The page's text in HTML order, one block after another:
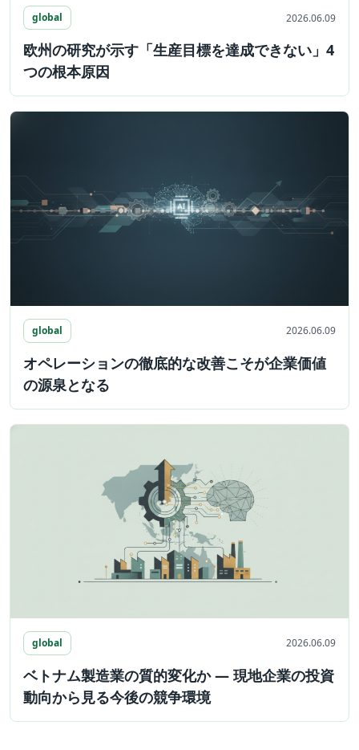
global 2026.06.09
欧州の研究が示す「生産目標を達成できない」4
つの根本原因
global 2026.06.09
オペレーションの徹底的な改善こそが企業価値
の源泉となる
global 2026.06.09
ベトナム製造業の質的変化か ― 現地企業の投資
動向から見る今後の競争環境